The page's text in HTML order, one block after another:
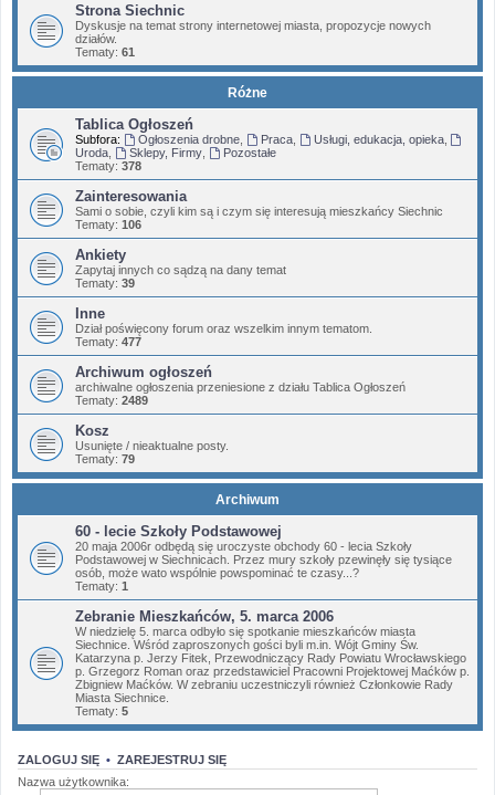
Strona Siechnic
Dyskusje na temat strony internetowej miasta, propozycje nowych
działów.
Tematy: 61
Różne
Tablica Ogłoszeń
Subfora: Ogłoszenia drobne, Praca, Usługi, edukacja, opieka,
Uroda
Sklepy, Firmy,
Pozostałe
Tematy: 378
Zainteresowania
Sami o sobie, czyli kim są i czym się interesują mieszkańcy Siechnic
Tematy: 106
Ankiety
Zapytaj innych co sądzą na dany temat
Tematy: 39
Inne
Dział poświęcony forum oraz wszelkim innym tematom.
Tematy: 477
Archiwum ogłoszeń
archiwalne ogłoszenia przeniesione z działu Tablica Ogłoszeń
Tematy: 2489
Kosz
Usunięte / nieaktualne posty.
Tematy: 79
Archiwum
60 - lecie Szkoły Podstawowej
20 maja 2006r odbędą się uroczyste obchody 60 - lecia Szkoły
Podstawowej w Siechnicach. Przez mury szkoły pzewinęły się tysiące
osób, może wato wspólnie powspominać te czasy...?
Tematy: 1
Zebranie Mieszkańców, 5. marca 2006
W niedzielę 5. marca odbyło się spotkanie mieszkańców miasta
Siechnice. Wśród zaproszonych gości byli m.in. Wójt Gminy Św.
Katarzyna p. Jerzy Fitek, Przewodniczący Rady Powiatu Wrocławskiego
p. Grzegorz Roman oraz przedstawiciel Pracowni Projektowej Maćków p.
Zbigniew Maćków. W zebraniu uczestniczyli również Członkowie Rady
Miasta Siechnice.
Tematy: 5
ZALOGUJ SIĘ • ZAREJESTRUJ SIĘ
Nazwa użytkownika: